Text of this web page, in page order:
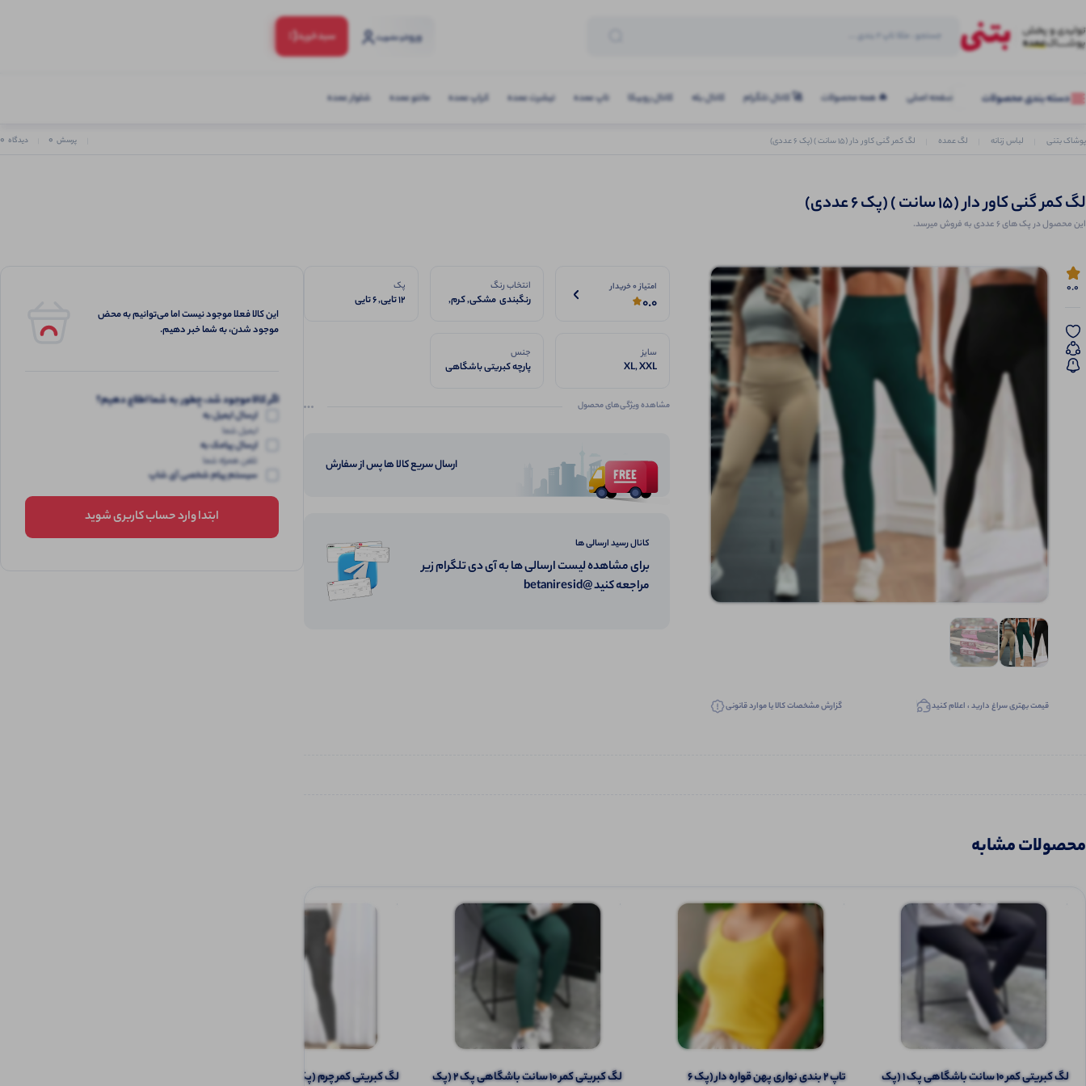
ورودو عضویت سبد‌خرید(:
دسته بندی محصولات صفحه اصلی 🔥 همه محصولات 🚀 کانال تلگرام کانال بله کانال روبیکا تاپ عمده تیشرت عمده کراپ عمده مانتو عمده شلوار عمده
پوشاک بتنی لباس زنانه لگ عمده لگ کمر گنی کاور دار (۱۵ سانت ) (پک 6 عددی) پرسش 0 دیدگاه 0
لگ کمر گنی کاور دار (۱۵ سانت ) (پک 6 عددی)
این محصول در پک های 6 عددی به فروش میرسد.
0.0
قیمت بهتری سراغ دارید ، اعلام کنید گزارش مشخصات کالا یا موارد قانونی
امتیاز 0 خریدار
0.0
انتخاب رنگ
رنگبندی مشکی, کرم,
پک
12 تایی, 6 تایی
سایز
XL, XXL
جنس
پارچه کبریتی باشگاهی
مشاهده ویژگی‌های محصول
ارسال سریع کالا ها پس از سفارش
کانال رسید ارسالی ها
برای مشاهده لیست ارسالی ها به آی دی تلگرام زیر
مراجعه کنید @betaniresid
محصولات مشابه
لگ کبریتی کمر ۱۰ سانت باشگاهی پک 1 (پک
تاپ ۲ بندی نواری پهن قواره دار (پک 6
لگ کبریتی کمر ۱۰ سانت باشگاهی پک 2 (پک
️لگ کبریتی کمر چرم (پک 6 عددی)
این کالا فعلا موجود نیست اما می‌توانیم به محض
موجود شدن، به شما خبر دهیم.
اگر کالا موجود شد، چطور به شما اطلاع دهیم؟
ارسال ایمیل به
ایمیل شما
ارسال پیامک به
تلفن همراه شما
سیستم پیام شخصی آی شاپ
ابتدا وارد حساب کاربری شوید